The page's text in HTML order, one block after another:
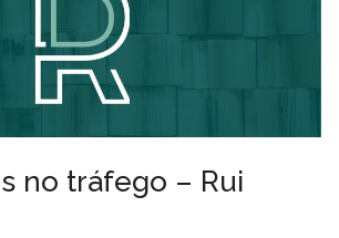
no tráfego – Rui